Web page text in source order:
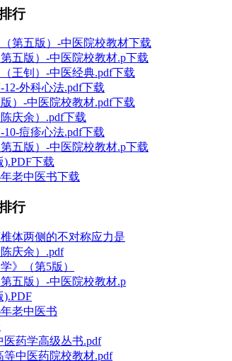
行
第五版）-中医院校教材下载
五版）-中医院校教材.p下载
（王钊）-中医经典.pdf下载
外科心法.pdf下载
）-中医院校教材.pdf下载
庆余）.pdf下载
痘疹心法.pdf下载
五版）-中医院校教材.p下载
下载
老中医书下载
行
体两侧的不对称应力是
庆余）.pdf
》（第5版）
五版）-中医院校教材.p
).PDF
老中医书
医药学高级丛书.pdf
等中医药院校教材.pdf